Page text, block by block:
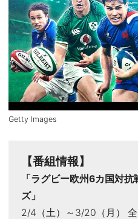
Getty Images
【番組情報】
「ラグビー欧州6カ国対
ズ」
2/4（土）～3/20（月）